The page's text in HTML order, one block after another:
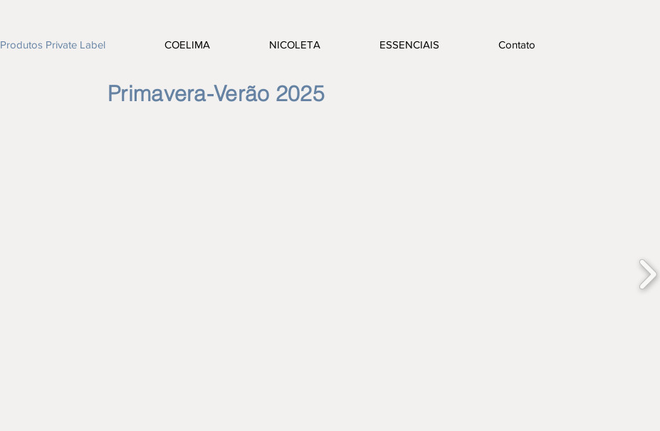
Produtos Private Label COELIMA NICOLETA ESSENCIAIS Contato
Primavera-Verão 2025